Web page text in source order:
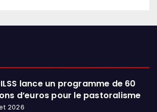
lance un programme de 60
d’euros pour le pastoralisme
2026